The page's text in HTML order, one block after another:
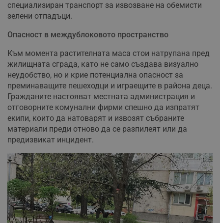
специализиран транспорт за извозване на обемисти
зелени отпадъци.
Опасност в междублоковото пространство
Към момента растителната маса стои натрупана пред
жилищната сграда, като не само създава визуално
неудобство, но и крие потенциална опасност за
преминаващите пешеходци и играещите в района деца.
Гражданите настояват местната администрация и
отговорните комунални фирми спешно да изпратят
екипи, които да натоварят и извозят събраните
материали преди отново да се разпилеят или да
предизвикат инцидент.